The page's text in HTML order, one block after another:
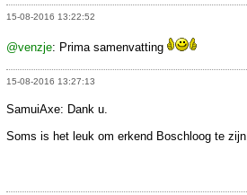
15-08-2016 13:22:52
@venzje: Prima samenvatting
15-08-2016 13:27:13
SamuiAxe: Dank u.
Soms is het leuk om erkend Boschloog te zijn.